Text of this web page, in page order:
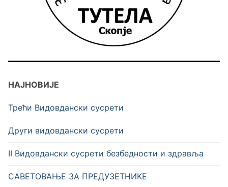
НАЈНОВИЈЕ
Трећи Видовдански сусрети
Други видовдански сусрети
II Видовдански сусрети безбедности и здравља
САВЕТОВАЊЕ ЗА ПРЕДУЗЕТНИКЕ